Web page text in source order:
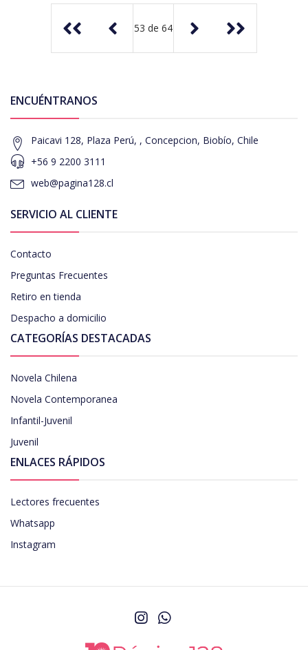
53 de 64
ENCUÉNTRANOS
Paicavi 128, Plaza Perú, , Concepcion, Biobío, Chile
+56 9 2200 3111
web@pagina128.cl
SERVICIO AL CLIENTE
Contacto
Preguntas Frecuentes
Retiro en tienda
Despacho a domicilio
CATEGORÍAS DESTACADAS
Novela Chilena
Novela Contemporanea
Infantil-Juvenil
Juvenil
ENLACES RÁPIDOS
Lectores frecuentes
Whatsapp
Instagram